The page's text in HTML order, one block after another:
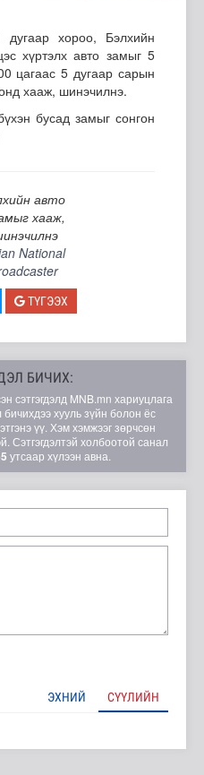
дугаар хороо, Бэлхийн
хүртэлх авто замыг 5
цагаас 5 дугаар сарын
хааж, шинэчилнэ.
бусад замыг сонгон
авто
хааж,
National
ТҮГЭЭХ
БИЧИХ:
MNB.mn хариуцлага
бичихдээ хууль зүйн болон ёс
үү. Хэм хэмжээг зөрчсөн
Сэтгэгдэлтэй холбоотой санал
утсаар хүлээн авна.
ЭХНИЙ СҮҮЛИЙН